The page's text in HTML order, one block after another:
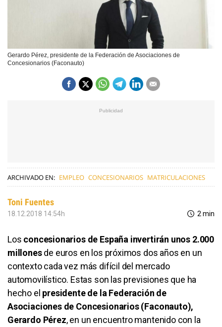
Gerardo Pérez, presidente de la Federación de Asociaciones de
Concesionarios (Faconauto)
ARCHIVADO EN: EMPLEO CONCESIONARIOS MATRICULACIONES
Toni Fuentes
18.12.2018 14:54h 2 min
Los concesionarios de España invertirán unos 2.000
millonesde euros en los próximos dos años en un
contexto cada vez más difícil del mercado
automovilístico. Estas son las previsiones que ha
hecho el presidente de la Federación de
Asociaciones de Concesionarios (Faconauto),
Gerardo Pérez, en un encuentro mantenido con la